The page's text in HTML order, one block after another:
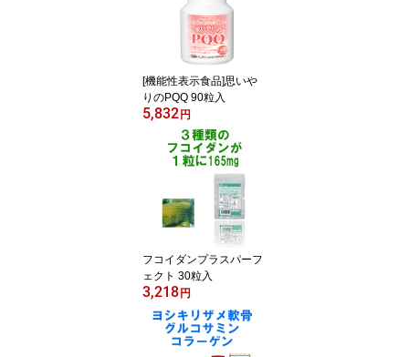
[機能性表示食品]思いや
りのPQQ 90粒入
5,832 円
フコイダンプラスパーフ
ェクト 30粒入
3,218 円